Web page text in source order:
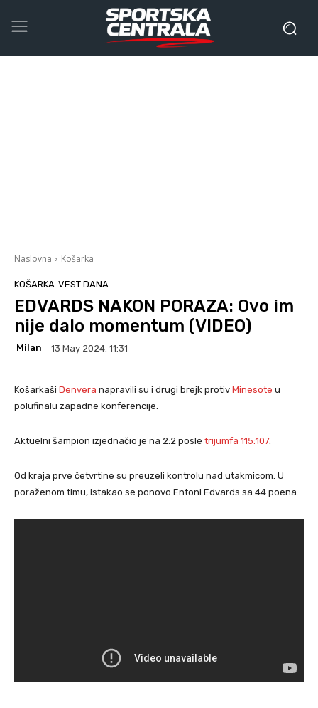
Naslovna Košarka
KOŠARKA VEST DANA
EDVARDS NAKON PORAZA: Ovo im
nije dalo momentum (VIDEO)
Milan 13 May 2024. 11:31
Košarkaši Denvera napravili su i drugi brejk protiv Minesote u
polufinalu zapadne konferencije.
Aktuelni šampion izjednačio je na 2:2 posle trijumfa 115:107.
Od kraja prve četvrtine su preuzeli kontrolu nad utakmicom. U
poraženom timu, istakao se ponovo Entoni Edvards sa 44 poena.